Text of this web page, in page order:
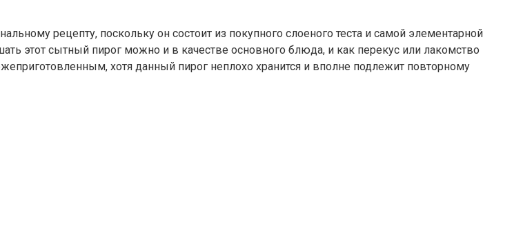
рецепту, поскольку он состоит из покупного слоеного теста и самой элементарной
этот сытный пирог можно и в качестве основного блюда, и как перекус или лакомство
хотя данный пирог неплохо хранится и вполне подлежит повторному